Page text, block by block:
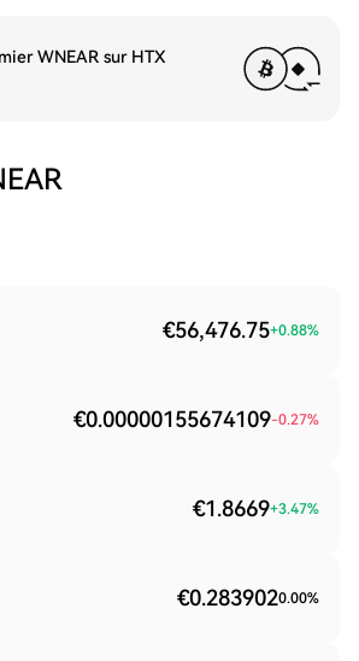
WNEAR sur HTX
€56,476.75+0.88%
€0.00000155674109-0.27%
€1.8669+3.47%
€0.2839020.00%